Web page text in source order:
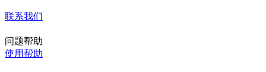
联系我们
问题帮助
使用帮助